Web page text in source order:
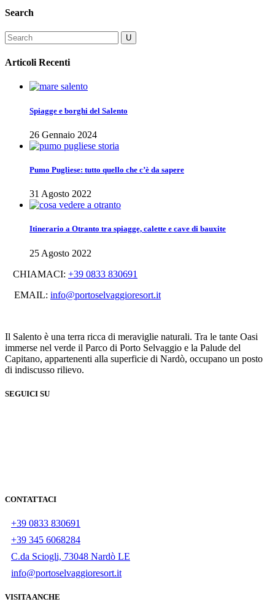
Search
Articoli Recenti
Spiagge e borghi del Salento
26 Gennaio 2024
Pumo Pugliese: tutto quello che c’è da sapere
31 Agosto 2022
Itinerario a Otranto tra spiagge, calette e cave di bauxite
25 Agosto 2022
CHIAMACI: +39 0833 830691
EMAIL: info@portoselvaggioresort.it
Il Salento è una terra ricca di meraviglie naturali. Tra le tante Oasi
immerse nel verde il Parco di Porto Selvaggio e la Palude del
Capitano, appartenenti alla superficie di Nardò, occupano un posto
di indiscusso rilievo.
SEGUICI SU
CONTATTACI
+39 0833 830691
+39 345 6068284
C.da Sciogli, 73048 Nardò LE
info@portoselvaggioresort.it
VISITA ANCHE